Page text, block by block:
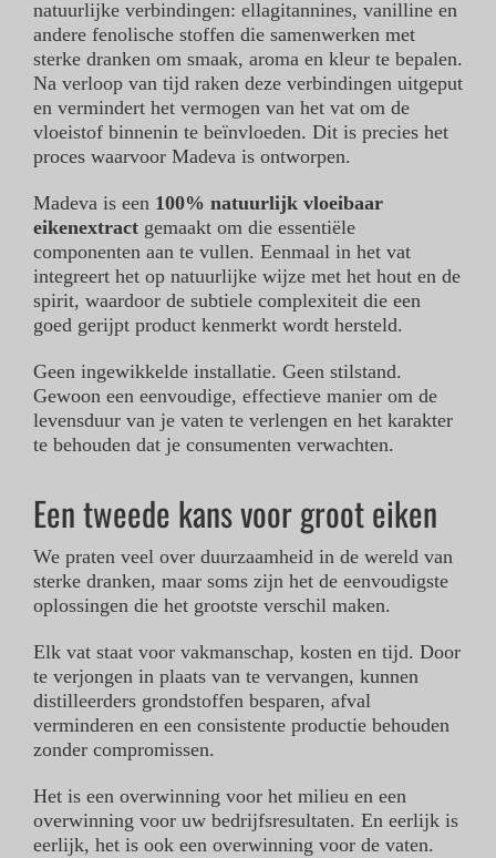
natuurlijke verbindingen: ellagitannines, vanilline en
andere fenolische stoffen die samenwerken met
sterke dranken om smaak, aroma en kleur te bepalen.
Na verloop van tijd raken deze verbindingen uitgeput
en vermindert het vermogen van het vat om de
vloeistof binnenin te beïnvloeden. Dit is precies het
proces waarvoor Madeva is ontworpen.
Madeva is een 100% natuurlijk vloeibaar
eikenextractgemaakt om die essentiële
componenten aan te vullen. Eenmaal in het vat
integreert het op natuurlijke wijze met het hout en de
spirit, waardoor de subtiele complexiteit die een
goed gerijpt product kenmerkt wordt hersteld.
Geen ingewikkelde installatie. Geen stilstand.
Gewoon een eenvoudige, effectieve manier om de
levensduur van je vaten te verlengen en het karakter
te behouden dat je consumenten verwachten.
Een tweede kans voor groot eiken
We praten veel over duurzaamheid in de wereld van
sterke dranken, maar soms zijn het de eenvoudigste
oplossingen die het grootste verschil maken.
Elk vat staat voor vakmanschap, kosten en tijd. Door
te verjongen in plaats van te vervangen, kunnen
distilleerders grondstoffen besparen, afval
verminderen en een consistente productie behouden
zonder compromissen.
Het is een overwinning voor het milieu en een
overwinning voor uw bedrijfsresultaten. En eerlijk is
eerlijk, het is ook een overwinning voor de vaten.